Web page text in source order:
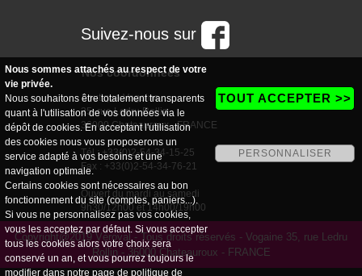
Suivez-nous sur
Nos coordonnées
boutique Vogaine
35, rue Ledru Rollin
36000 Chateauroux - FRANCE
Tél : +33(0)2-54-34-15-25
Fax : +33(0)2-54-34-76-21
Ouvert du mardi au samedi
9h30/12h00 et 14h00/19h00
Copyright@2019 Véroval - Tous droits réservés - Vogaine 35, rue Ledru
Rollin - 36000 Chateauroux - FRANCE
Nous sommes attachés au respect de votre
vie privée.
Nous souhaitons être totalement transparents
quant à l'utilisation de vos données via le
dépôt de cookies. En acceptant l'utilisation
des cookies nous vous proposerons un
service adapté à vos besoins et une
navigation optimale.
Certains cookies sont nécessaires au bon
fonctionnement du site (comptes, paniers...).
Si vous ne personnalisez pas vos cookies,
vous les acceptez par défaut. Si vous accepter
tous les cookies alors votre choix sera
conservé un an, et vous pourrez toujours le
modifier dans notre page de politique de
TOUT ACCEPTER >>
PERSONNALISER